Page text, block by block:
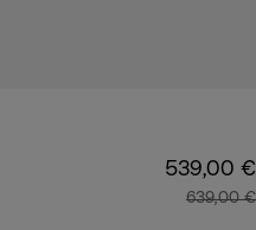
539,00 €
639,00 €